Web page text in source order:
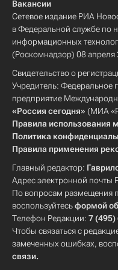
РГПУ им. А.И. Герцена
МГТУ "Станкин"
Саратовский
Уфимский нефтяной
Вакансии
Сетевое издание РИА
в Федеральной службе по
информационных
(Роскомнадзор) 08 апреля
Свидетельство о
Учредитель: Федеральное
предприятие
«Россия сегодня» (МИА
Правила использования
Политика
Правила применения
Главный редактор:
Адрес электронной почты
По вопросам размещения
воспользуйтесьформой
Телефон Редакции: 7 (495)
Чтобы связаться с
замеченных ошибках,
связи.